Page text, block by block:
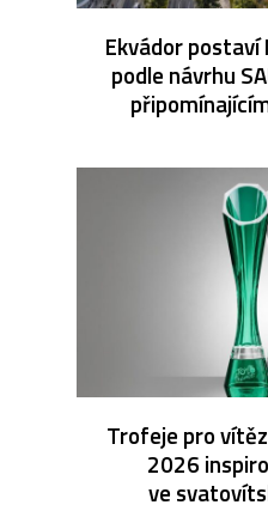
Ekvádor
podle návrhu
Trofeje pro
2026
ve